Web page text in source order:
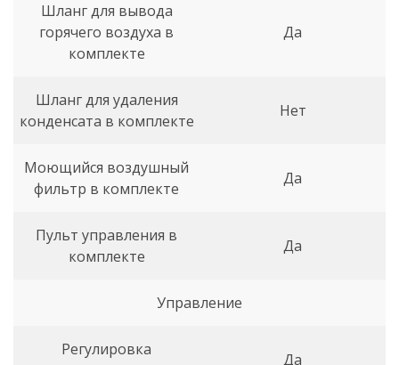
Шланг для вывода
горячего воздуха в
комплекте
Да
Шланг для удаления
конденсата в комплекте
Нет
Моющийся воздушный
фильтр в комплекте
Да
Пульт управления в
комплекте
Да
Управление
Регулировка
Да